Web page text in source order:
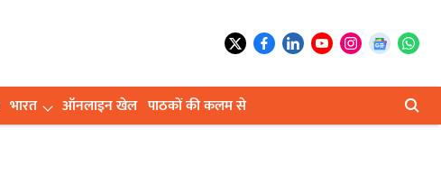
भारत ऑनलाइन खेल पाठकों की कलम से